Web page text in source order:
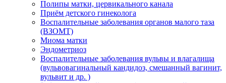
Полипы матки, цервикального канала
Приём детского гинеколога
Воспалительные заболевания органов малого таза
(ВЗОМТ)
Миома матки
Эндометриоз
Воспалительные заболевания вульвы и влагалища
(вульвовагинальный кандидоз, смешанный вагинит,
вульвит и др. )